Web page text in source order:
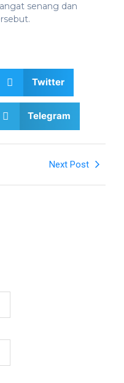
senang dan
Twitter
Telegram
Next Post